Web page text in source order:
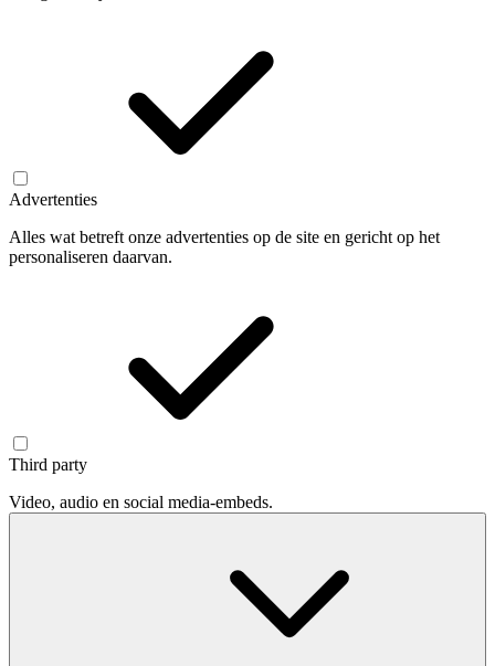
Advertenties
Alles wat betreft onze advertenties op de site en gericht op het
personaliseren daarvan.
Third party
Video, audio en social media-embeds.